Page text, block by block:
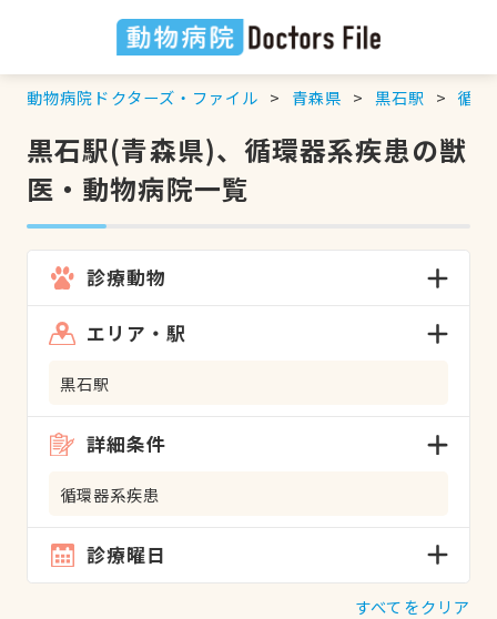
動物病院ドクターズ・ファイル 青森県 黒石駅 循環
黒石駅(青森県)、循環器系疾患の獣
医・動物病院一覧
診療動物
エリア・駅
黒石駅
詳細条件
循環器系疾患
診療曜日
すべてをクリア